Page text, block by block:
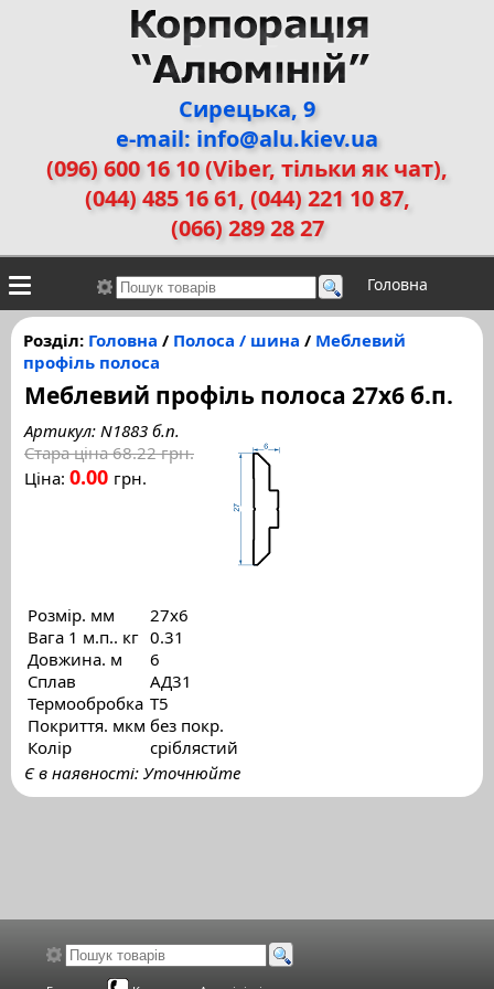
Сирецька, 9
e-mail: info@alu.kiev.ua
(096) 600 16 10 (Viber, тільки як чат),
(044) 485 16 61, (044) 221 10 87,
(066) 289 28 27
Головна
Контакти Алюмінієві сплави Галерея робіт
Розділ: Головна / Полоса / шина / Меблевий
профіль полоса
Меблевий профіль полоса 27x6 б.п.
Артикул: N1883 б.п.
Стара ціна68.22 грн.
Ціна: 0.00 грн.
Розмір. мм
Вага 1 м.п.. кг
Довжина. м
Сплав
Термообробка
Покриття. мкм
Колір
27х6
0.31
6
АД31
Т5
без покр.
сріблястий
Є в наявності: Уточнюйте